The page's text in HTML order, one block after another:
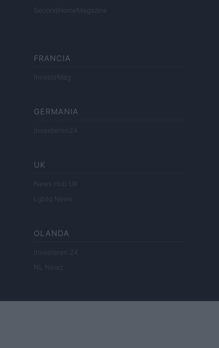
SecondHomeMagazine
FRANCIA
InvestirMag
GERMANIA
Investieren24
UK
News Hub UK
Lgbtq News
OLANDA
Investeren 24
NL Newz